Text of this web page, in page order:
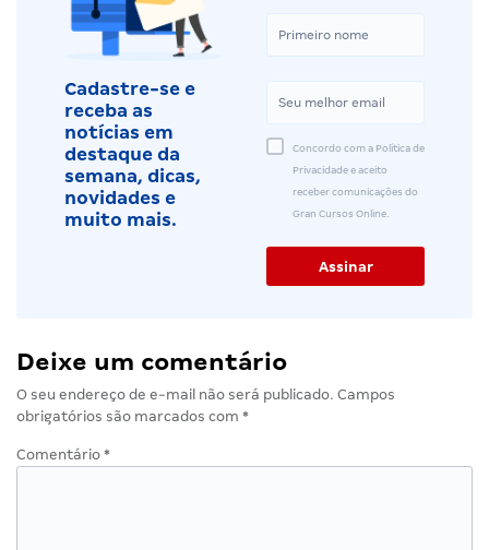
Cadastre-se e
receba as
notícias em
destaque da
semana, dicas,
novidades e
muito mais.
Concordo com a Política de
Privacidade e aceito
receber comunicações do
Gran Cursos Online.
Deixe um comentário
O seu endereço de e-mail não será publicado. Campos
obrigatórios são marcados com *
Comentário *